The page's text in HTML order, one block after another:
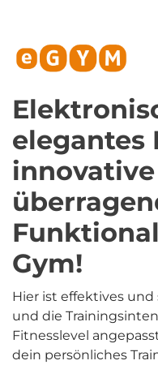
elegantes
Gym!
Hier ist effektives und
und die
Fitnesslevel
dein persönliches